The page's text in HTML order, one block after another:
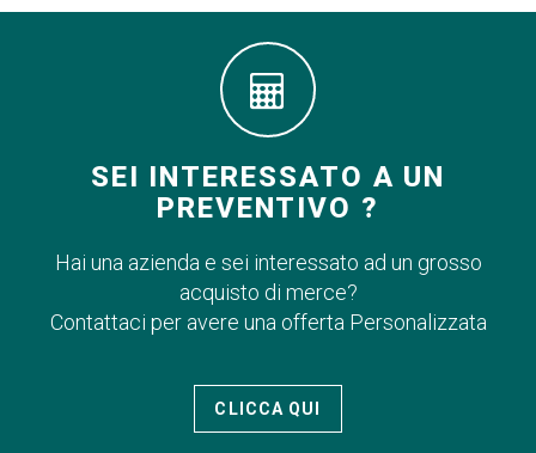
SEI INTERESSATO A UN
PREVENTIVO ?
Hai una azienda e sei interessato ad un grosso
acquisto di merce?
Contattaci per avere una offerta Personalizzata
CLICCA QUI